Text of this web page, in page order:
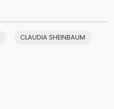
CLAUDIA SHEINBAUM